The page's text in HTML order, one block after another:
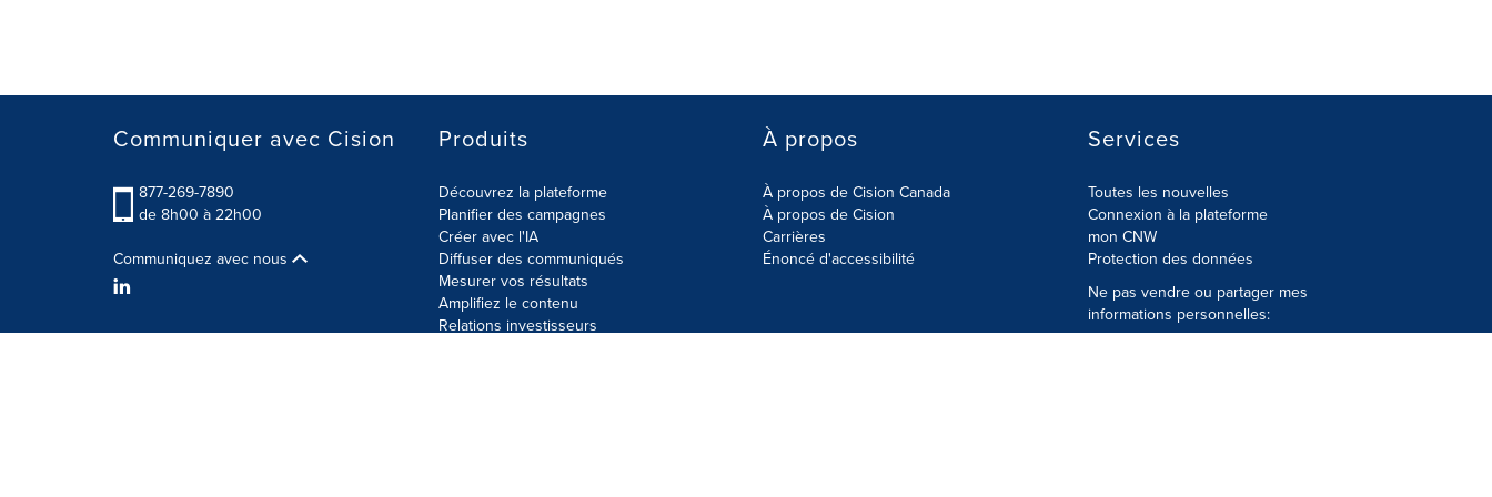
Communiquer avec Cision
877-269-7890
de 8h00 à 22h00
Communiquez avec nous
Produits
Découvrez la plateforme
Planifier des campagnes
Créer avec l'IA
Diffuser des communiqués
Mesurer vos résultats
Amplifiez le contenu
Relations investisseurs
À propos
À propos de Cision Canada
À propos de Cision
Carrières
Énoncé d'accessibilité
Services
Toutes les nouvelles
Connexion à la plateforme
mon CNW
Protection des données
Ne pas vendre ou partager mes
informations personnelles: